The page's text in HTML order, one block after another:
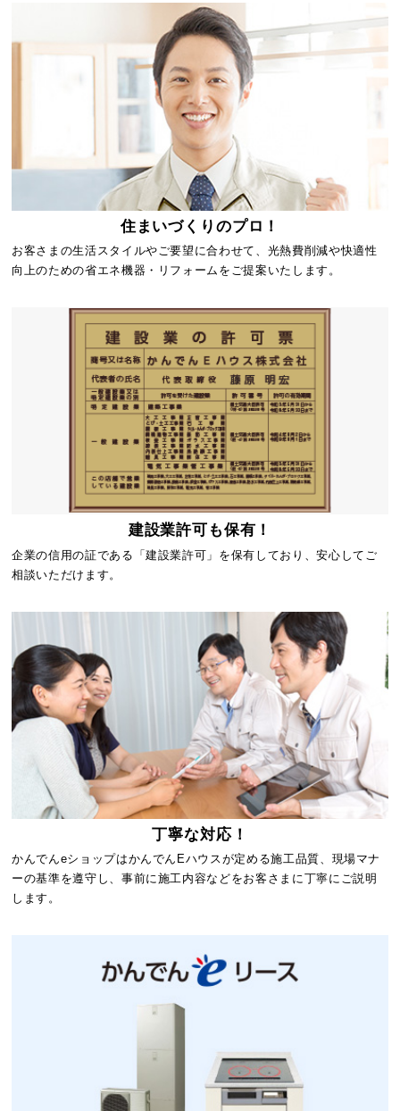
住まいづくりのプロ！
お客さまの生活スタイルやご要望に合わせて、光熱費削減や快適性
向上のための省エネ機器・リフォームをご提案いたします。
建設業許可も保有！
企業の信用の証である「建設業許可」を保有しており、安心してご
相談いただけます。
丁寧な対応！
かんでんeショップはかんでんEハウスが定める施工品質、現場マナ
ーの基準を遵守し、事前に施工内容などをお客さまに丁寧にご説明
します。